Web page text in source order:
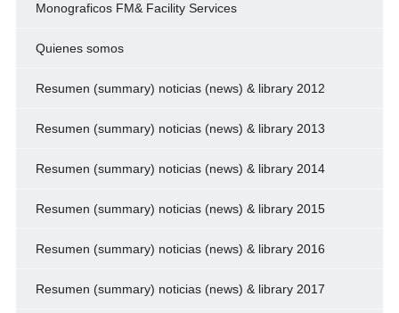
Monograficos FM& Facility Services
Quienes somos
Resumen (summary) noticias (news) & library 2012
Resumen (summary) noticias (news) & library 2013
Resumen (summary) noticias (news) & library 2014
Resumen (summary) noticias (news) & library 2015
Resumen (summary) noticias (news) & library 2016
Resumen (summary) noticias (news) & library 2017